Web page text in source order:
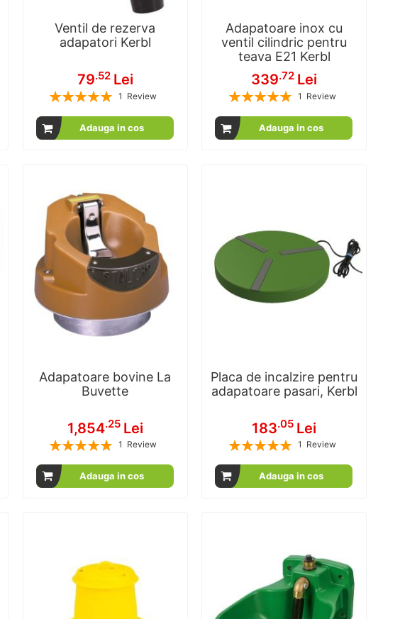
Ventil de rezerva
adapatori Kerbl
79.52 Lei
Rating:
1 Review
Adauga in cos
Adapatoare inox cu
ventil cilindric pentru
teava E21 Kerbl
339.72 Lei
Rating:
1 Review
Adauga in cos
Adapatoare bovine La
Buvette
1,854.25 Lei
Rating:
1 Review
Adauga in cos
Placa de incalzire pentru
adapatoare pasari, Kerbl
183.05 Lei
Rating:
1 Review
Adauga in cos